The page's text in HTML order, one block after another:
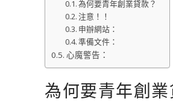
為何要青年創業貸款？
注意！！
申辦網站：
準備文件：
心魔警告：
為何要青年創業